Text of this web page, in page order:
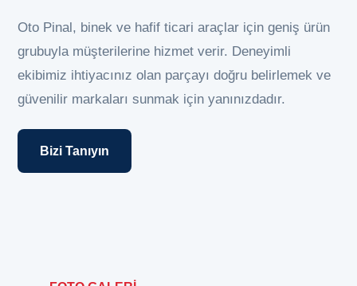
Oto Pinal, binek ve hafif ticari araçlar için geniş ürün
grubuyla müşterilerine hizmet verir. Deneyimli
ekibimiz ihtiyacınız olan parçayı doğru belirlemek ve
güvenilir markaları sunmak için yanınızdadır.
Bizi Tanıyın